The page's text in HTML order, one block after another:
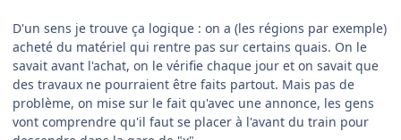
D'un sens je trouve ça logique : on a (les régions par exemple)
acheté du matériel qui rentre pas sur certains quais. On le
savait avant l'achat, on le vérifie chaque jour et on savait que
des travaux ne pourraient être faits partout. Mais pas de
problème, on mise sur le fait qu'avec une annonce, les gens
vont comprendre qu'il faut se placer à l'avant du train pour